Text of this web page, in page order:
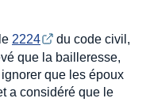
2224
du code civil,
que la bailleresse,
que les époux
a considéré que le